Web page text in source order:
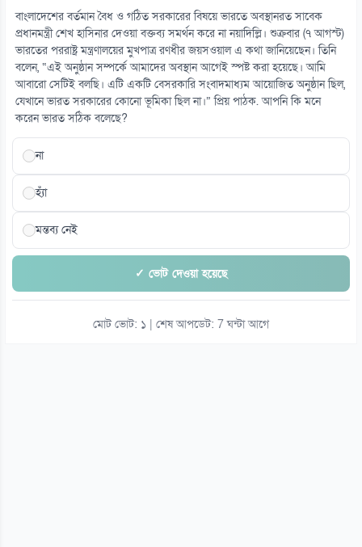
শেখ হাসিনার বক্তব্য গুরুত্ব দিচ্ছে না সরকার: স্বরাষ্ট্রমন্ত্রী
০৭ আগস্ট
১৫
শেখ হাসিনার বক্তব্য সমর্থন করে না ভারত, জানালেন জয়সওয়াল
০৭ আগস্ট
বাংলাদেশের বর্তমান বৈধ ও গঠিত সরকারের বিষয়ে ভারতে অবস্থানরত সাবেক
প্রধানমন্ত্রী শেখ হাসিনার দেওয়া বক্তব্য সমর্থন করে না নয়াদিল্লি। শুক্রবার (৭ আগস্ট)
ভারতের পররাষ্ট্র মন্ত্রণালয়ের মুখপাত্র রণধীর জয়সওয়াল এ কথা জানিয়েছেন। তিনি
বলেন, “এই অনুষ্ঠান সম্পর্কে আমাদের অবস্থান আগেই স্পষ্ট করা হয়েছে। আমি
আবারো সেটিই বলছি। এটি একটি বেসরকারি সংবাদমাধ্যম আয়োজিত অনুষ্ঠান ছিল,
যেখানে ভারত সরকারের কোনো ভূমিকা ছিল না।” প্রিয় পাঠক. আপনি কি মনে
করেন ভারত সঠিক বলেছে?
না
হ্যাঁ
মন্তব্য নেই
✓ ভোট দেওয়া হয়েছে
মোট ভোট: ১ | শেষ আপডেট: 7 ঘন্টা আগে